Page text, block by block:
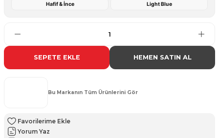
Hafif & İnce Light Blue
SEPETE EKLE HEMEN SATIN AL
Bu Markanın Tüm Ürünlerini Gör
Yorum Yaz